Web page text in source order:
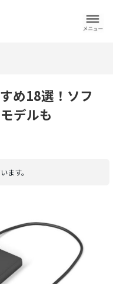
め18選！ソフ
デルも
ます。